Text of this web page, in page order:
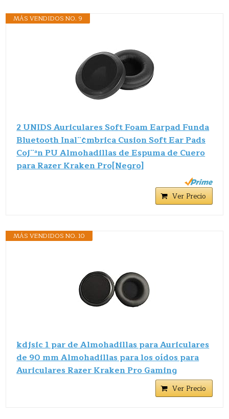
MÁS VENDIDOS NO. 9
2 UNIDS Auriculares Soft Foam Earpad Funda
Bluetooth Inal¨¢mbrica Cusion Soft Ear Pads
Coj¨ªn PU Almohadillas de Espuma de Cuero
para Razer Kraken Pro[Negro]
Ver Precio
MÁS VENDIDOS NO. 10
kdjsic 1 par de Almohadillas para Auriculares
de 90 mm Almohadillas para los oídos para
Auriculares Razer Kraken Pro Gaming
Ver Precio